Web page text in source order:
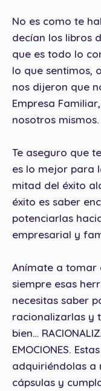
No es como te
decían los libros
que es todo lo
lo que sentimos,
nos dijeron que
Empresa
nosotros mismos.
Te aseguro que
es lo mejor para
mitad del éxito
éxito es saber
potenciarlas
empresarial y
Anímate a tomar
siempre esas
necesitas saber
racionalizarlas y
bien…
EMOCIONES.
adquiriéndolas a
cápsulas y